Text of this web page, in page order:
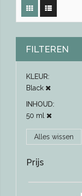
FILTEREN
KLEUR
Black
INHOUD
50 ml
Alles wissen
Prijs